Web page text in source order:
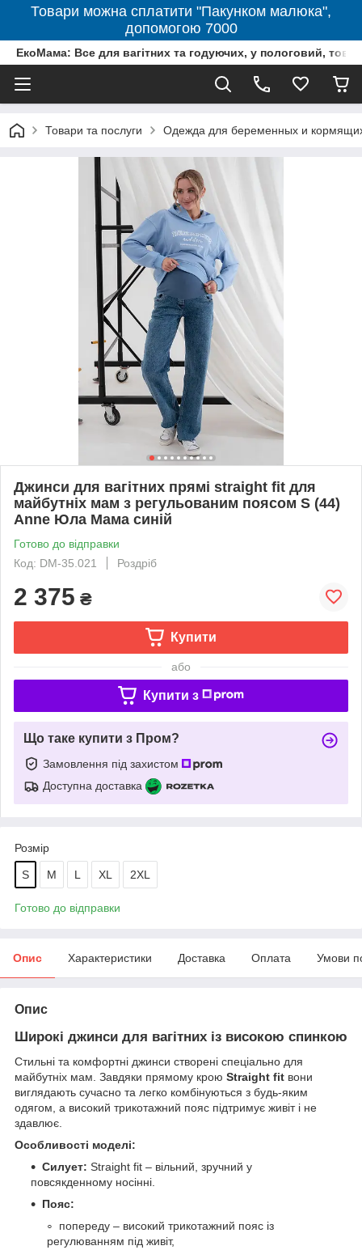
Товари можна сплатити "Пакунком малюка",
допомогою 7000
ЕкоМама: Все для вагітних та годуючих, у пологовий,
Товари та послуги Одежда для беременных и
Джинси для вагітних прямі straight fit для
майбутніх мам з регульованим поясом S (44)
Anne Юла Мама синій
Готово до відправки
Код: DM-35.021
Роздріб
2 375 ₴
Купити
або
Купити з
Що таке купити з Пром?
Замовлення під захистом
Доступна доставка
Розмір
S M L XL 2XL
Готово до відправки
Опис Характеристики Доставка Оплата Умови
Опис
Широкі джинси для вагітних із високою спинкою
Стильні та комфортні джинси створені спеціально для
майбутніх мам. Завдяки прямому крою Straight fit вони
виглядають сучасно та легко комбінуються з будь-яким
одягом, а високий трикотажний пояс підтримує живіт і не
здавлює.
Особливості моделі:
Силует: Straight fit – вільний, зручний у
повсякденному носінні.
Пояс:
попереду – високий трикотажний пояс із
регулюванням під живіт,